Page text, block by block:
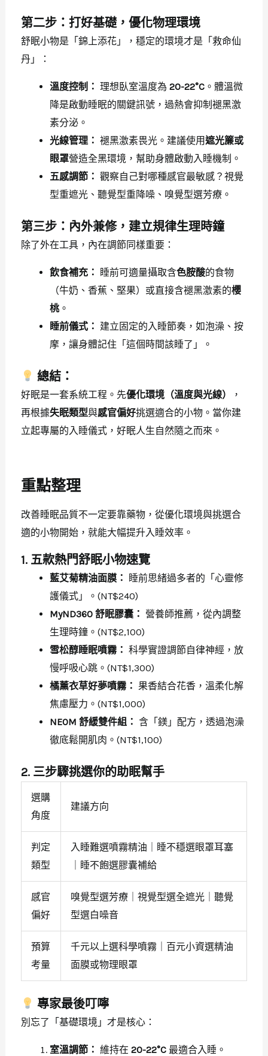
第二步：打好基礎，優化物理環境
舒眠小物是「錦上添花」，穩定的環境才是「救命仙
丹」：
溫度控制： 理想臥室溫度為 20-22°C。體溫微
降是啟動睡眠的關鍵訊號，過熱會抑制褪黑激
素分泌。
光線管理： 褪黑激素畏光。建議使用遮光簾或
眼罩營造全黑環境，幫助身體啟動入睡機制。
五感調節： 觀察自己對哪種感官最敏感？視覺
型重遮光、聽覺型重降噪、嗅覺型選芳療。
第三步：內外兼修，建立規律生理時鐘
除了外在工具，內在調節同樣重要：
飲食補充： 睡前可適量攝取含色胺酸的食物
（牛奶、香蕉、堅果）或直接含褪黑激素的櫻
桃。
睡前儀式： 建立固定的入睡節奏，如泡澡、按
摩，讓身體記住「這個時間該睡了」。
總結：
好眠是一套系統工程。先優化環境（溫度與光線）
，
再根據失眠類型與感官偏好挑選適合的小物。當你建
立起專屬的入睡儀式，好眠人生自然隨之而來。
重點整理
改善睡眠品質不一定要靠藥物，從優化環境與挑選合
適的小物開始，就能大幅提升入睡效率。
1. 五款熱門舒眠小物速覽
藍艾菊精油面膜：
睡前思緒過多者的「心靈修
護儀式」。(NT$240)
MyND360 舒眠膠囊： 營養師推薦，從內調整
生理時鐘。(NT$2,100)
雪松醇睡眠噴霧： 科學實證調節自律神經，放
慢呼吸心跳。(NT$1,300)
橘薰衣草好夢噴霧： 果香結合花香，溫柔化解
焦慮壓力。(NT$1,000)
NEOM 舒緩雙件組： 含「鎂」配方，透過泡澡
徹底鬆開肌肉。(NT$1,100)
2. 三步驟挑選你的助眠幫手
選購
角度
建議方向
判定
類型
入睡難選噴霧精油｜睡不穩選眼罩耳塞
｜睡不飽選膠囊補給
感官
偏好
嗅覺型選芳療｜視覺型選全遮光｜聽覺
型選白噪音
預算
考量
千元以上選科學噴霧｜百元小資選精油
面膜或物理眼罩
專家最後叮嚀
別忘了「基礎環境」才是核心：
室溫調節： 維持在 20-22°C最適合入睡。